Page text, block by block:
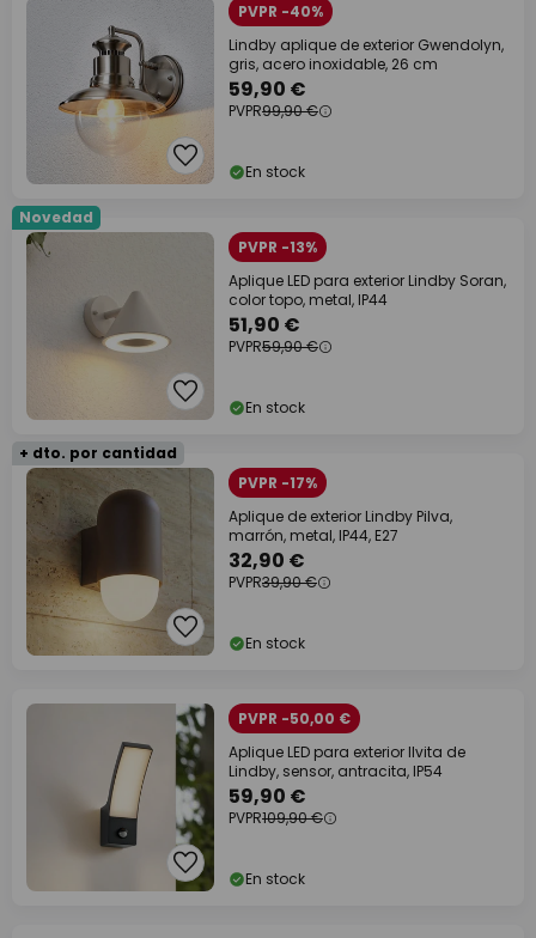
PVPR -40%
Lindby aplique de exterior Gwendolyn,
gris, acero inoxidable, 26 cm
59,90 €
PVPR99,90 €
En stock
Novedad
PVPR -13%
Aplique LED para exterior Lindby Soran,
color topo, metal, IP44
51,90 €
PVPR59,90 €
En stock
+ dto. por cantidad
PVPR -17%
Aplique de exterior Lindby Pilva,
marrón, metal, IP44, E27
32,90 €
PVPR39,90 €
En stock
PVPR -50,00 €
Aplique LED para exterior Ilvita de
Lindby, sensor, antracita, IP54
59,90 €
PVPR109,90 €
En stock